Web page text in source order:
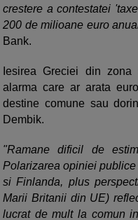
crestere a contestatei
200 de milioane euro
Bank.
Iesirea Greciei din
alarma care ar arata
destine comune sau
Dembik.
"Ramane dificil de
Polarizarea opiniei
si Finlanda, plus
Marii Britanii din UE)
lucrat de mult la comun